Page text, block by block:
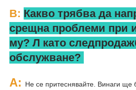
В: Какво трябва да
срещна проблеми при
му? Л като
обслужване?
A:
Не се притеснявайте. Винаги ще